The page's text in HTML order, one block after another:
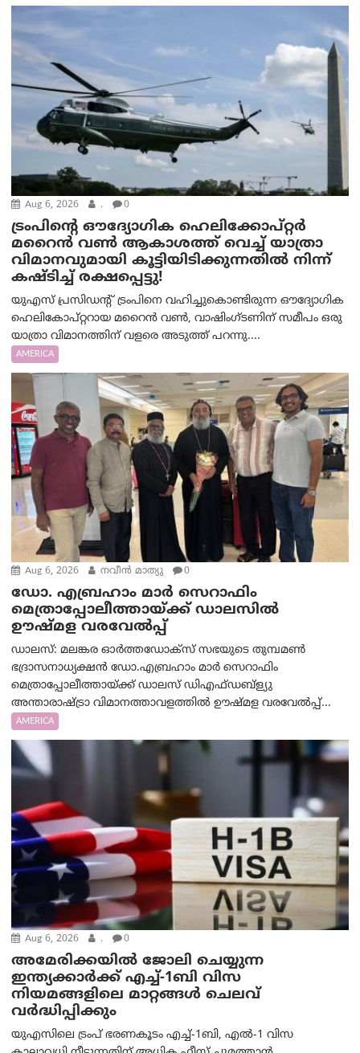
Aug 6, 2026 . 0
ട്രം‌പിന്റെ ഔദ്യോഗിക ഹെലിക്കോപ്റ്റര്‍
മറൈന്‍ വണ്‍ ആകാശത്ത് വെച്ച് യാത്രാ
വിമാനവുമായി കൂട്ടിയിടിക്കുന്നതിൽ നിന്ന്
കഷ്ടിച്ച് രക്ഷപ്പെട്ടു!
യുഎസ് പ്രസിഡന്റ് ട്രംപിനെ വഹിച്ചുകൊണ്ടിരുന്ന ഔദ്യോഗിക
ഹെലികോപ്റ്ററായ മറൈൻ വൺ, വാഷിംഗ്ടണിന് സമീപം ഒരു
യാത്രാ വിമാനത്തിന് വളരെ അടുത്ത് പറന്നു....
AMERICA
Aug 6, 2026 നവീൻ മാത്യു 0
ഡോ. എബ്രഹാം മാർ സെറാഫിം
മെത്രാപ്പോലീത്തായ്ക്ക് ഡാലസിൽ
ഊഷ്മള വരവേൽപ്പ്
ഡാലസ്: മലങ്കര ഓർത്തഡോക്സ് സഭയുടെ തുമ്പമൺ
ഭദ്രാസനാധ്യക്ഷൻ ഡോ.എബ്രഹാം മാർ സെറാഫിം
മെത്രാപ്പോലീത്തായ്ക്ക് ഡാലസ് ഡിഎഫ്ഡബ്ള്യു
അന്താരാഷ്ട്രാ വിമാനത്താവളത്തിൽ ഊഷ്മള വരവേൽപ്പ്...
AMERICA
Aug 6, 2026 . 0
അമേരിക്കയില്‍ ജോലി ചെയ്യുന്ന
ഇന്ത്യക്കാർക്ക് എച്ച്-1ബി വിസ
നിയമങ്ങളിലെ മാറ്റങ്ങൾ ചെലവ്
വർദ്ധിപ്പിക്കും
യുഎസിലെ ട്രംപ് ഭരണകൂടം എച്ച്-1ബി, എൽ-1 വിസ